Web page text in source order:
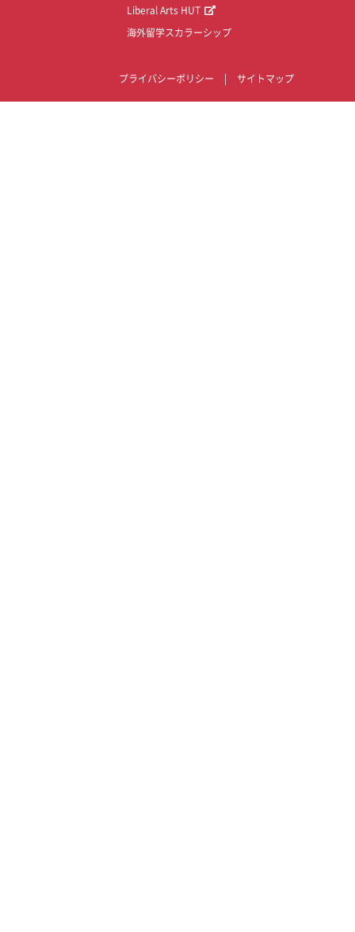
Liberal Arts HUT
海外留学スカラーシップ
プライバシーポリシー サイトマップ